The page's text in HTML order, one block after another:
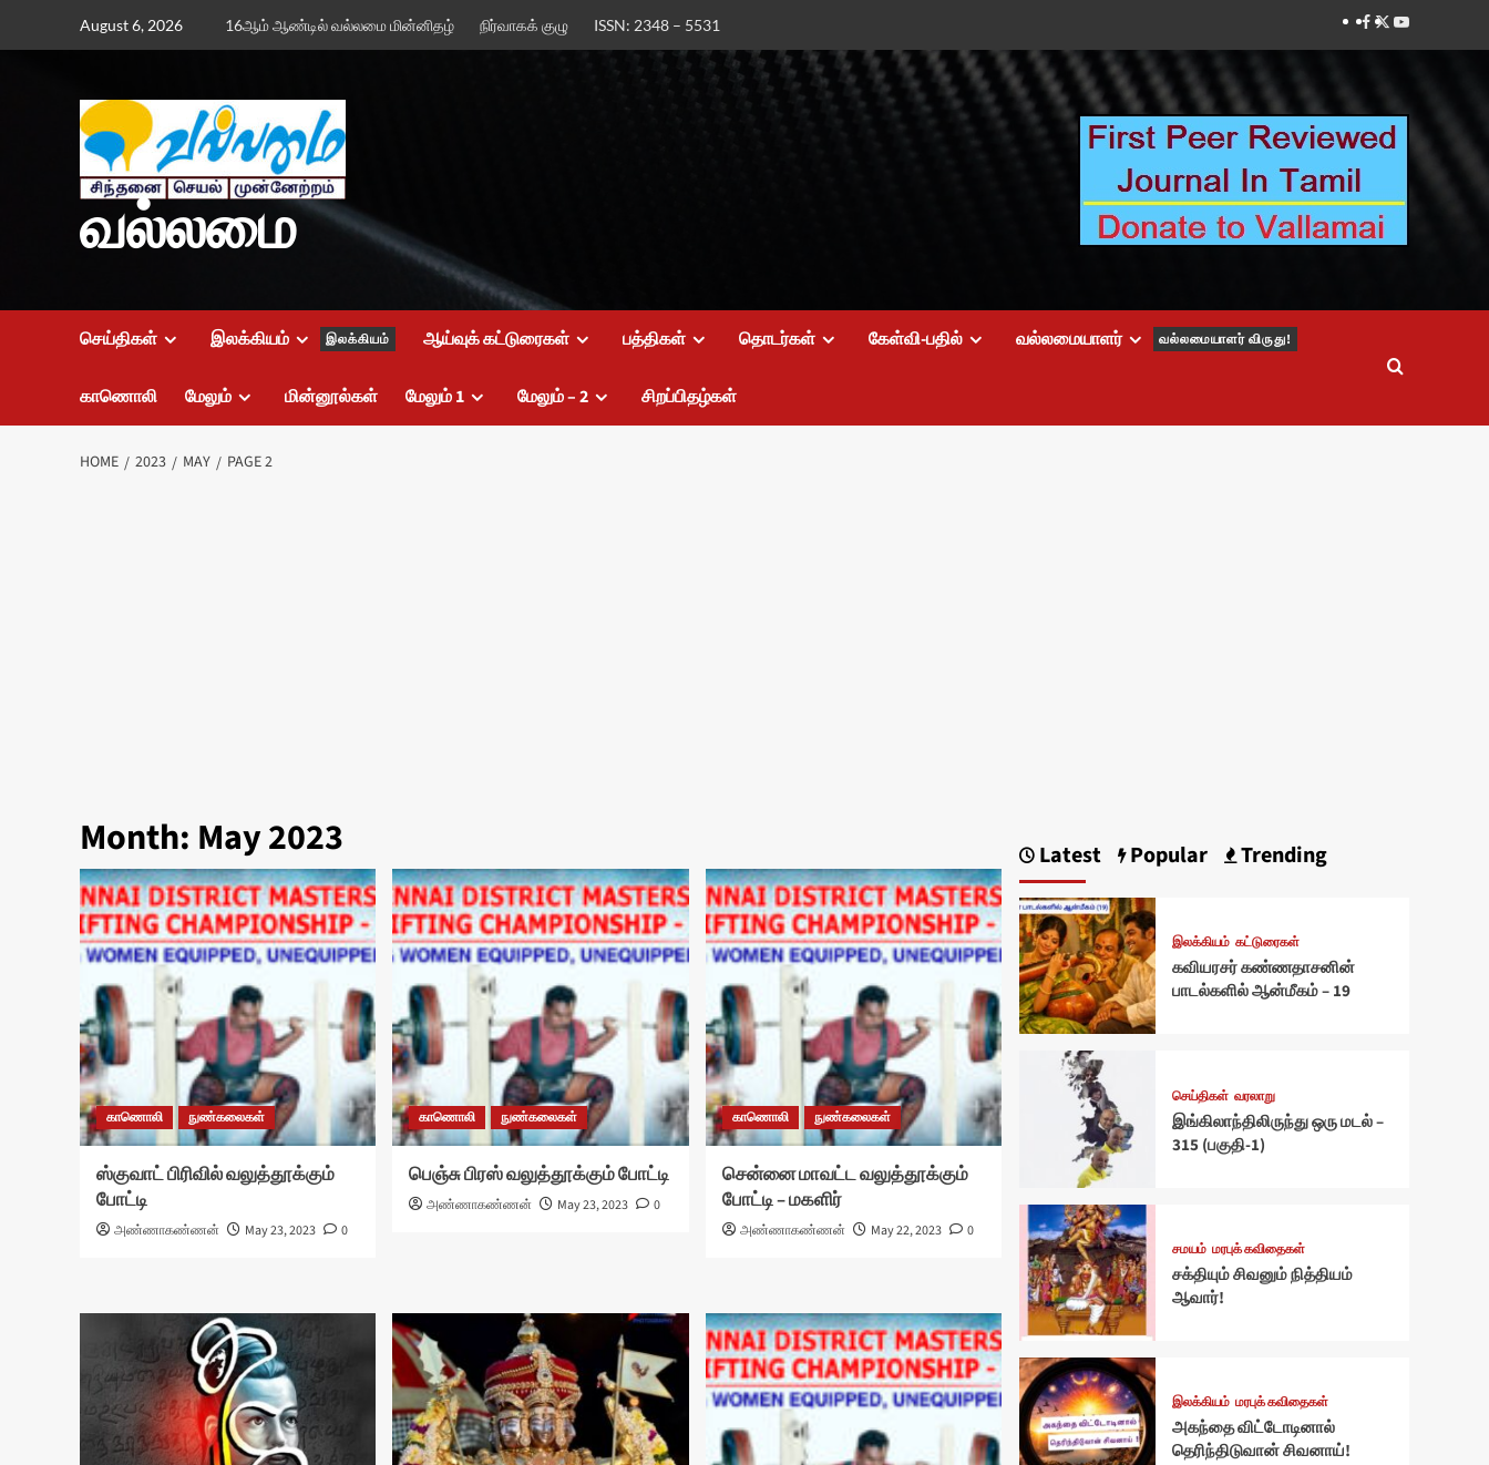
August 6, 2026 16ஆம் ஆண்டில் வல்லமை மின்னிதழ் நிர்வாகக் குழு ISSN: 2348 – 5531 Facebook
TwitterYoutube
வல்லமை
செய்திகள் இலக்கியம் இலக்கியம் ஆய்வுக் கட்டுரைகள் பத்திகள் தொடர்கள் கேள்வி-பதில் வல்லமையாளர் வல்லமையாளர் விருது!
காணொலி மேலும் மின்னூல்கள் மேலும் 1 மேலும் – 2 சிறப்பிதழ்கள்
HOME 2023 MAY PAGE 2
Month: May 2023
காணொலி நுண்கலைகள்
ஸ்குவாட் பிரிவில் வலுத்தூக்கும்
போட்டி
அண்ணாகண்ணன் May 23, 2023 0
காணொலி நுண்கலைகள்
பெஞ்சு பிரஸ் வலுத்தூக்கும் போட்டி
அண்ணாகண்ணன் May 23, 2023 0
காணொலி நுண்கலைகள்
சென்னை மாவட்ட வலுத்தூக்கும்
போட்டி – மகளிர்
அண்ணாகண்ணன் May 22, 2023 0
Latest Popular Trending
இலக்கியம் கட்டுரைகள்
கவியரசர் கண்ணதாசனின்
பாடல்களில் ஆன்மீகம் – 19
செய்திகள் வரலாறு
இங்கிலாந்திலிருந்து ஒரு மடல் –
315 (பகுதி-1)
சமயம் மரபுக் கவிதைகள்
சக்தியும் சிவனும் நித்தியம்
ஆவார்!
இலக்கியம் மரபுக் கவிதைகள்
அகந்தை விட்டோடினால்
தெரிந்திடுவான் சிவனாய்!